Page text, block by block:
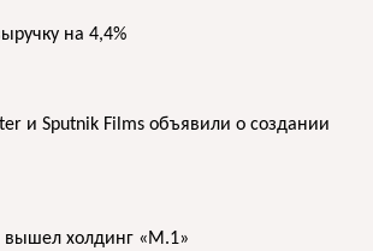
на 4,4%
и Sputnik Films объявили о создании
холдинг «М.1»